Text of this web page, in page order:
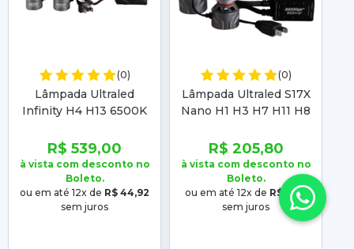
(0)
Lâmpada Ultraled
Infinity H4 H13 6500K
R$ 539,00
à vista com desconto no
Boleto.
ou em até 12x de R$ 44,92
sem juros
(0)
Lâmpada Ultraled S17X
Nano H1 H3 H7 H11 H8
HB4 HIR2 6500K 55W
5500Lm
R$ 205,80
à vista com desconto no
Boleto.
ou em até 12x de R$ 17,15
sem juros